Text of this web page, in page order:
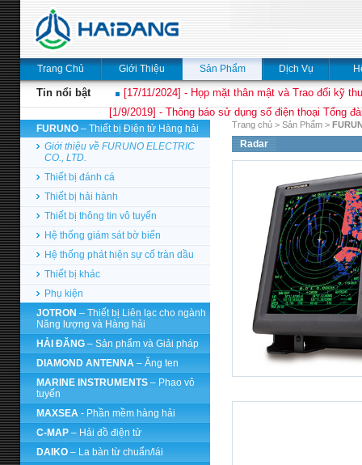
Trang Chủ Giới Thiệu Sản Phẩm Dịch Vụ
Tin nổi bật
[17/11/2024] - Họp mặt thân mật và Trao đổi kỹ
[1/9/2019] - Thông báo sử dụng số điện thoại Tổng
FURUNO – Thiết bị Điện tử Hàng hải
Giới thiệu về FURUNO ELECTRIC
CO., LTD.
Thiết bị đánh cá
Thiết bị hải hành
Thiết bị thông tin vô tuyến
Hệ thống giám sát bờ biển
Hệ thống phát hiện sự cố tràn dầu
Thiết bị khác
Phụ kiện
JOTRON – Thiết bị Liên lạc cho ngành
Năng lượng và Hàng hải
HẢI ĐĂNG – Sản phẩm và Giải pháp
DIAMOND ANTENNA – Ăng ten
MARINE INSTRUMENTS – Phao vô
tuyến
MAXSEA - Phần mềm hàng hải
C-MAP – Hải đồ điện tử
DAIKO – La bàn từ chuẩn/lái
Trang chủ > Sản Phẩm >
Radar